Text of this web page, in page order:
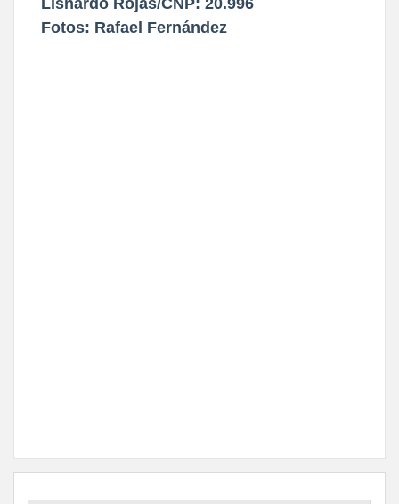
Lisnardo Rojas/CNP: 20.996
Fotos: Rafael Fernández